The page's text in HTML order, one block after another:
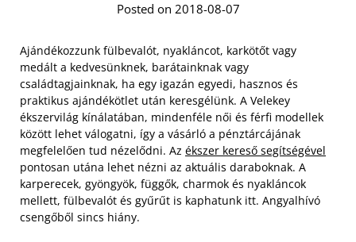
Posted on 2018-08-07
Ajándékozzunk fülbevalót, nyakláncot, karkötőt vagy
medált a kedvesünknek, barátainknak vagy
családtagjainknak, ha egy igazán egyedi, hasznos és
praktikus ajándékötlet után keresgélünk. A Velekey
ékszervilág kínálatában, mindenféle női és férfi modellek
között lehet válogatni, így a vásárló a pénztárcájának
megfelelően tud nézelődni. Az ékszer kereső segítségével
pontosan utána lehet nézni az aktuális daraboknak. A
karperecek, gyöngyök, függők, charmok és nyakláncok
mellett, fülbevalót és gyűrűt is kaphatunk itt. Angyalhívó
csengőből sincs hiány.